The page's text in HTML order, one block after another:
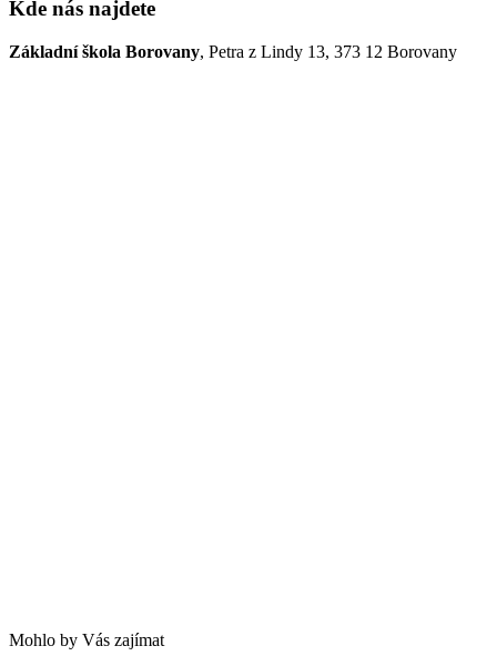
Kde nás najdete
Základní škola Borovany, Petra z Lindy 13, 373 12 Borovany
Mohlo by Vás zajímat